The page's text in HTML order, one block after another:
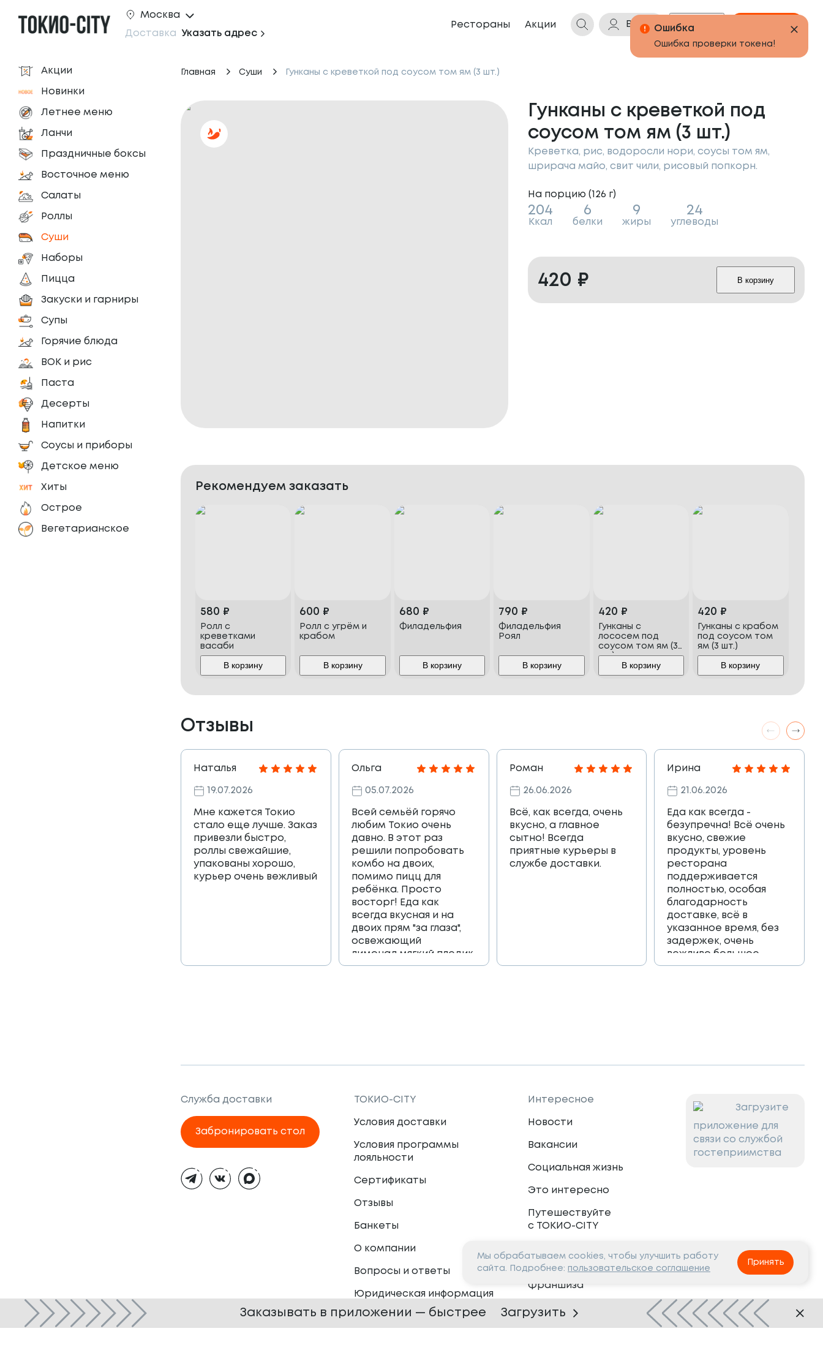
Москва
Доставка Указать адрес
Рестораны Акции Войти Бонусы Корзина
Акции
Новинки
Летнее меню
Ланчи
Праздничные боксы
Восточное меню
Салаты
Роллы
Суши
Наборы
Пицца
Закуски и гарниры
Супы
Горячие блюда
ВОК и рис
Паста
Десерты
Напитки
Соусы и приборы
Детское меню
Хиты
Острое
Вегетарианское
Главная Суши Гунканы с креветкой под соусом том ям (3 шт.)
Гунканы с креветкой под
соусом том ям (3 шт.)
Креветка, рис, водоросли нори, соусы том ям,
шрирача майо, свит чили, рисовый попкорн.
На порцию (126 г)
204
Ккал
6
белки
9
жиры
24
углеводы
420 ₽ В корзину
Рекомендуем заказать
580 ₽
Ролл с
креветками
васаби
В корзину
600 ₽
Ролл с угрём и
крабом
В корзину
680 ₽
Филадельфия
В корзину
790 ₽
Филадельфия
Роял
В корзину
420 ₽
Гунканы с
лососем под
соусом том ям (3
шт.)
В корзину
420 ₽
Гунканы с крабом
под соусом том
ям (3 шт.)
В корзину
Отзывы
Наталья
19.07.2026
Мне кажется Токио
стало еще лучше. Заказ
привезли быстро,
роллы свежайшие,
упакованы хорошо,
курьер очень вежливый
Ольга
05.07.2026
Всей семьёй горячо
любим Токио очень
давно. В этот раз
решили попробовать
комбо на двоих,
помимо пицц для
ребёнка. Просто
восторг! Еда как
всегда вкусная и на
двоих прям "за глаза",
освежающий
лимонад,мягкий пледик
для пикника,и коробка
Роман
26.06.2026
Всё, как всегда, очень
вкусно, а главное
сытно! Всегда
приятные курьеры в
службе доставки.
Ирина
21.06.2026
Еда как всегда -
безупречна! Всё очень
вкусно, свежие
продукты, уровень
ресторана
поддерживается
полностью, особая
благодарность
доставке, всё в
указанное время, без
задержек, очень
вежливо большое
спасибо!!!
Служба доставки
Забронировать стол
тема
ТОКИО-CITY
Условия доставки
Условия программы
лояльности
Сертификаты
Отзывы
Банкеты
О компании
Вопросы и ответы
Юридическая информация
Интересное
Новости
Вакансии
Социальная жизнь
Это интересно
Путешествуйте
с ТОКИО-CITY
Партнёрам
Франшиза
Сотрудничество
Загрузите
приложение для
связи со службой
гостеприимства
Ошибка
Ошибка проверки токена!
Мы обрабатываем cookies, чтобы улучшить работу
сайта. Подробнее: пользовательское соглашение
Принять
Заказывать в приложении — быстрее Загрузить